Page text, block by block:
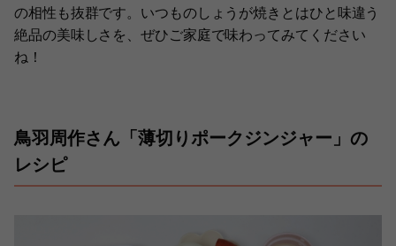
の相性も抜群です。いつものしょうが焼きとはひと味違う
絶品の美味しさを、ぜひご家庭で味わってみてください
ね！
鳥羽周作さん「薄切りポークジンジャー」の
レシピ